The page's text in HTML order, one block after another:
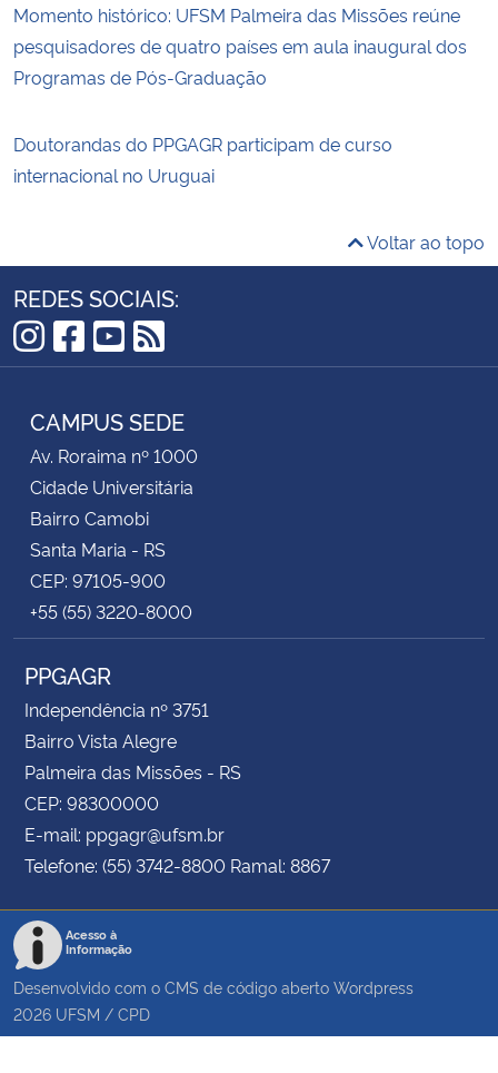
Momento histórico: UFSM Palmeira das Missões reúne
pesquisadores de quatro países em aula inaugural dos
Programas de Pós-Graduação
Doutorandas do PPGAGR participam de curso
internacional no Uruguai
Voltar ao topo
REDES SOCIAIS:
Instagram
Facebook
YouTube
RSS
CAMPUS SEDE
Av. Roraima nº 1000
Cidade Universitária
Bairro Camobi
Santa Maria - RS
CEP: 97105-900
+55 (55) 3220-8000
PPGAGR
Independência nº 3751
Bairro Vista Alegre
Palmeira das Missões - RS
CEP: 98300000
E-mail: ppgagr@ufsm.br
Telefone: (55) 3742-8800 Ramal: 8867
Acesso à
Informação
Desenvolvido com o CMS de código aberto Wordpress
2026 UFSM / CPD